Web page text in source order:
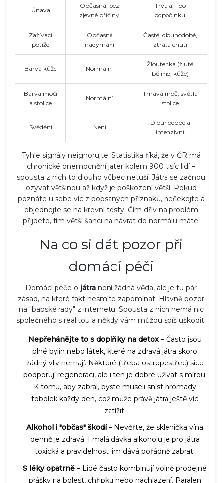
Únava
Občasná, bez
zjevné příčiny
Trvalá, i po
odpočinku
Zažívací
potíže
Občasné
nadýmání
Časté, dlouhodobé,
ztráta chuti
Barva kůže Normální
Žloutenka (žluté
bělmo, kůže)
Barva moči
a stolice
Normální
Tmavá moč, světlá
stolice
Svědění Není
Dlouhodobé a
intenzivní
Tyhle signály neignorujte. Statistika říká, že v ČR má
chronické onemocnění jater kolem 900 tisíc lidí –
spousta z nich to dlouho vůbec netuší. Játra se začnou
ozývat většinou až když je poškození větší. Pokud
poznáte u sebe víc z popsaných příznaků, nečekejte a
objednejte se na krevní testy. Čím dřív na problém
přijdete, tím větší šanci na návrat do normálu máte.
Na co si dát pozor při
domácí péči
Domácí péče o játra není žádná věda, ale je tu pár
zásad, na které fakt nesmíte zapomínat. Hlavně pozor
na "babské rady" z internetu. Spousta z nich nemá nic
společného s realitou a někdy vám můžou spíš uškodit.
Nepřehánějte to s doplňky na detox– Často jsou
plné bylin nebo látek, které na zdravá játra skoro
žádný vliv nemají. Některé (třeba ostropestřec) sice
podporují regeneraci, ale i ten je dobré užívat s mírou.
K tomu, aby zabral, byste museli sníst hromady
tobolek každý den, což může právě játra ještě víc
zatížit.
Alkohol i "občas" škodí– Nevěřte, že sklenička vína
denně je zdravá. I malá dávka alkoholu je pro játra
toxická a pravidelnost jim dává pořádně zabrat.
S léky opatrně – Lidé často kombinují volně prodejné
prášky na bolest, chřipku nebo nachlazení. Paralen